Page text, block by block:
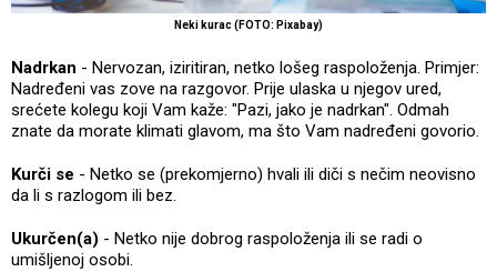
Neki kurac (FOTO: Pixabay)
Nadrkan - Nervozan, iziritiran, netko lošeg raspoloženja. Primjer:
Nadređeni vas zove na razgovor. Prije ulaska u njegov ured,
srećete kolegu koji Vam kaže: "Pazi, jako je nadrkan". Odmah
znate da morate klimati glavom, ma što Vam nadređeni govorio.
Kurči se - Netko se (prekomjerno) hvali ili diči s nečim neovisno
da li s razlogom ili bez.
Ukurčen(a) - Netko nije dobrog raspoloženja ili se radi o
umišljenoj osobi.